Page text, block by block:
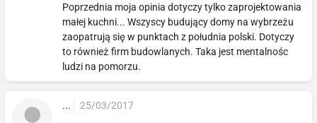
Poprzednia moja opinia dotyczy tylko zaprojektowania
małej kuchni... Wszyscy budujący domy na wybrzeżu
zaopatrują się w punktach z południa polski. Dotyczy
to również firm budowlanych. Taka jest mentalnośc
ludzi na pomorzu.
... 25/03/2017